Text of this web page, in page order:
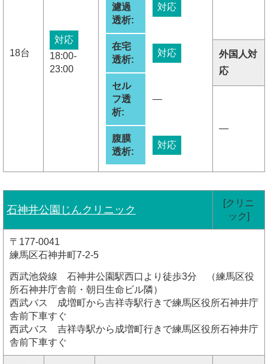
18台
対応
18:00-
23:00
濾過
透析:
対応
在宅
透析:
対応
セル
フ透
析:
―
腹膜
透析:
対応
外国人対
応
―
石神井公園じんクリニック
[クリニ
ック]
〒177-0041
練馬区石神井町7-2-5
西武池袋線 石神井公園駅西口より徒歩3分 （練馬区役
所石神井庁舎前・朝日生命ビル隣）
西武バス 成増町から吉祥寺駅行きで練馬区役所石神井庁
舎前下車すぐ
西武バス 吉祥寺駅から成増町行きで練馬区役所石神井庁
舎前下車すぐ